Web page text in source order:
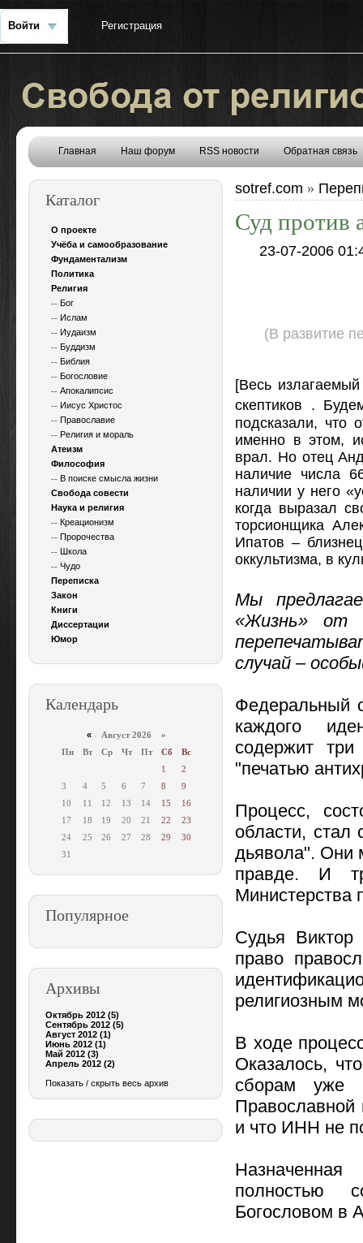
Войти Регистрация
Главная Наш форум RSS новости Обратная связь
Каталог
О проекте
Учёба и самообразование
Фундаментализм
Политика
Религия
-- Бог
-- Ислам
-- Иудаизм
-- Буддизм
-- Библия
-- Богословие
--Апокалипсис
-- Иисус Христос
--Православие
-- Религия и мораль
Атеизм
Философия
-- В поиске смысла жизни
Свобода совести
Наука и религия
-- Креационизм
--Пророчества
-- Школа
--Чудо
Переписка
Закон
Книги
Диссертации
Юмор
Календарь
«Август 2026 »
Пн
Вт Ср Чт Пт Сб
Вс
1
2
3
4 5 6 7 8
9
10
11 12 13 14 15
16
17
18 19 20 21 22
23
24
25 26 27 28 29
30
31
Популярное
Архивы
Октябрь 2012 (5)
Сентябрь 2012 (5)
Август 2012 (1)
Июнь 2012 (1)
Май 2012 (3)
Апрель 2012 (2)
Показать / скрыть весь архив
sotref.com »
Суд против
23-07-2006
(В развитие
[Весь
скептиков
.
подсказали, что
именно в этом,
врал. Но отец
наличие числа
наличии у него
когда выразал
торсионщика
Ипатов –
оккультизма, в
Мы
«Жизнь» от
случай –
Федеральный
каждого
содержит
"печатью
Процесс,
области, стал
дьявола". Они
правде. И
Министерства
Судья
право
религиозным
В ходе
Оказалось,
сборам уже
Православной
и что ИНН не
полностью
Богословом в